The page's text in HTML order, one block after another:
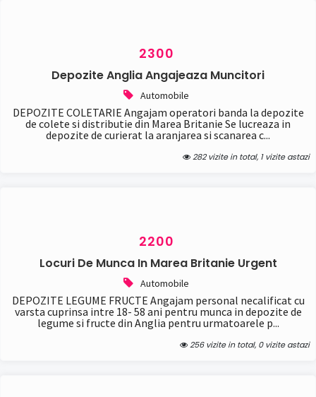
2300
Depozite Anglia Angajeaza Muncitori
Automobile
DEPOZITE COLETARIE Angajam operatori banda la depozite
de colete si distributie din Marea Britanie Se lucreaza in
depozite de curierat la aranjarea si scanarea c...
282 vizite in total, 1 vizite astazi
2200
Locuri De Munca In Marea Britanie Urgent
Automobile
DEPOZITE LEGUME FRUCTE Angajam personal necalificat cu
varsta cuprinsa intre 18- 58 ani pentru munca in depozite de
legume si fructe din Anglia pentru urmatoarele p...
256 vizite in total, 0 vizite astazi